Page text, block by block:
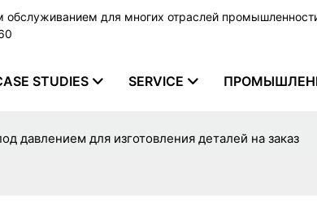
обслуживанием для многих отраслей
STUDIES SERVICE
давлением для изготовления деталей на заказ